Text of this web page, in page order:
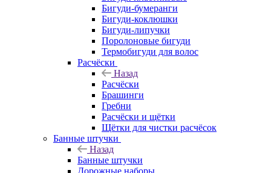
Бигуди-бумеранги
Бигуди-коклюшки
Бигуди-липучки
Поролоновые бигуди
Термобигуди для волос
Расчёски
Назад
Расчёски
Брашинги
Гребни
Расчёски и щётки
Щётки для чистки расчёсок
Банные штучки
Назад
Банные штучки
Дорожные наборы